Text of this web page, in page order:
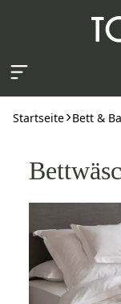
Startseite Bett &